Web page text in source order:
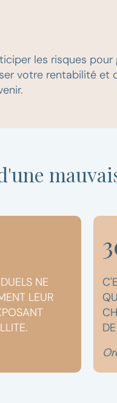
les risques
votre rentabilité et
NE
LEUR